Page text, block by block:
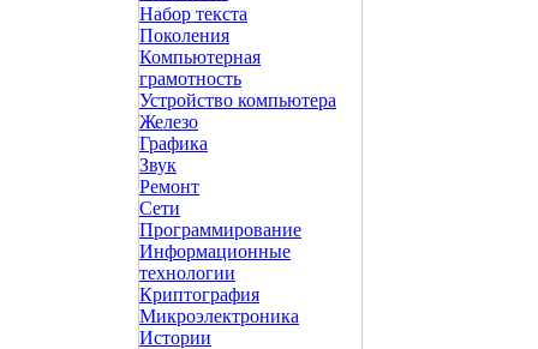
Набор текста
Поколения
Компьютерная
грамотность
Устройство компьютера
Железо
Графика
Звук
Ремонт
Сети
Программирование
Информационные
технологии
Криптография
Микроэлектроника
Истории